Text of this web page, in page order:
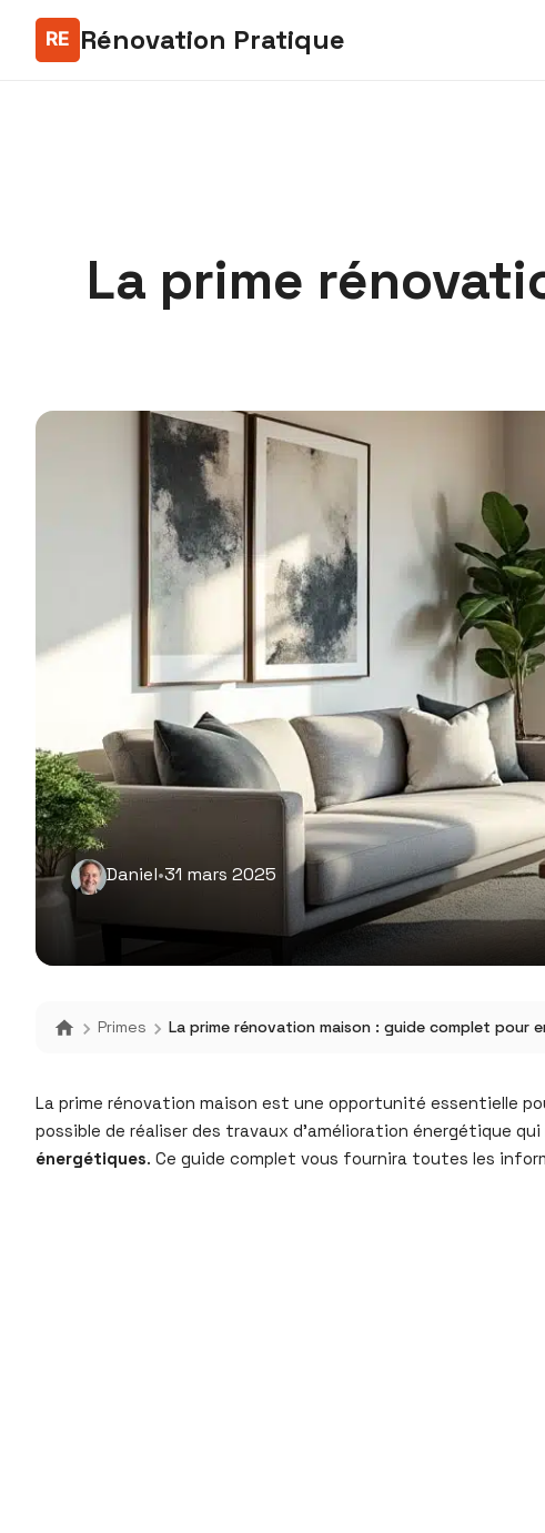
Rénovation Pratique
La prime
Daniel•31 mars 2025
Primes La prime rénovation maison : guide complet pour
La prime rénovation maison est une opportunité essentielle
possible de réaliser des travaux d’amélioration énergétique
énergétiques. Ce guide complet vous fournira toutes les